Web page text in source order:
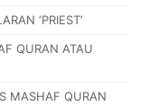
‘PRIEST’
QURAN ATAU
MASHAF QURAN